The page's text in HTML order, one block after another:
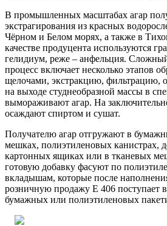
В промышленных масштабах агар
экстрагирования из красных
Чёрном и Белом морях, а также в
качестве продуцента используются
гелидиум, реже – анфельция.
процесс включает несколько этапов
щелочами, экстракцию, фильтрацию,
на выходе студнеобразной массы в
вымораживают агар. На
осаждают спиртом и сушат.
Получателю агар отгружают в
мешках, полиэтиленовых канистрах,
картонных ящиках или в тканевых
готовую добавку фасуют по
вкладышам, которые после
розничную продажу E 406 поступает
бумажных или полиэтиленовых